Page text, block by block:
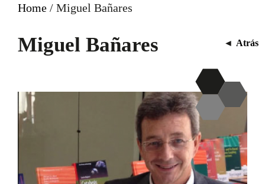
Home / Miguel Bañares
Miguel Bañares ◄ Atrás